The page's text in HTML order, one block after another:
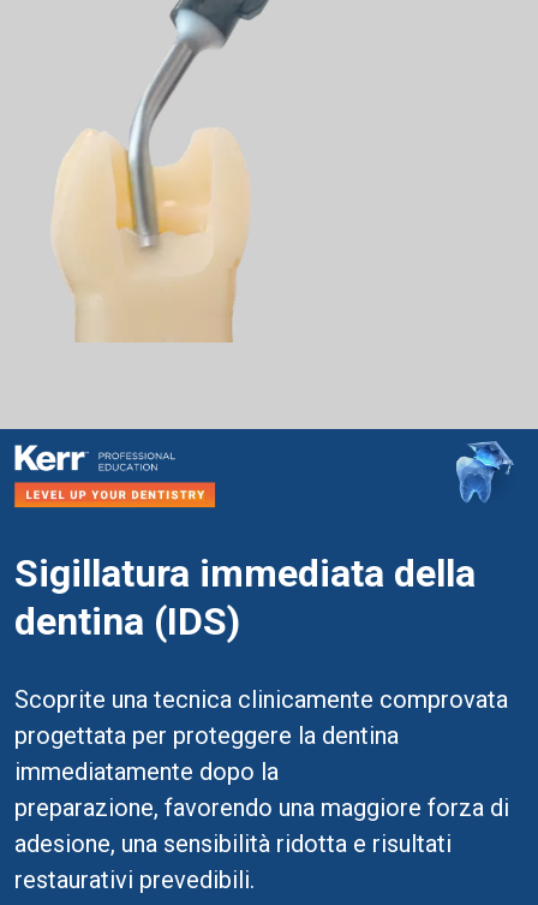
Sigillatura immediata della
dentina (IDS)
Scoprite una tecnica clinicamente comprovata
progettata per proteggere la dentina
immediatamente dopo la
preparazione, favorendo una maggiore forza di
adesione, una sensibilità ridotta e risultati
restaurativi prevedibili.